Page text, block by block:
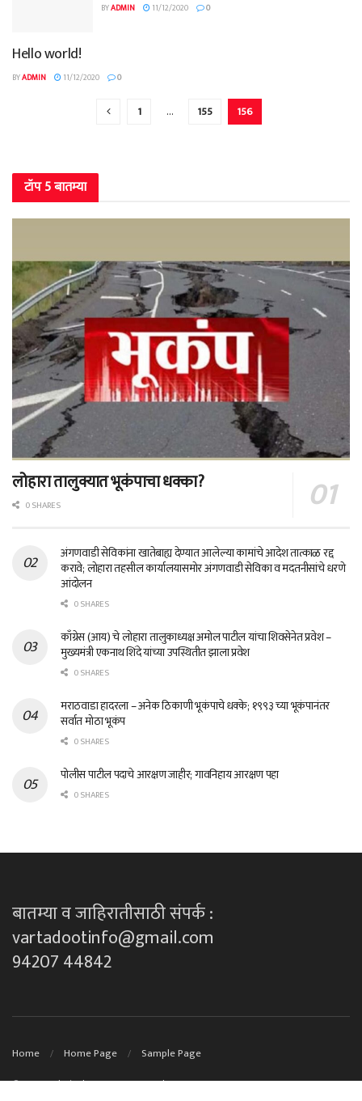
BYADMIN 11/12/2020 0
Hello world!
BYADMIN 11/12/2020 0
1 … 155 156
टॉप 5 बातम्या
लोहारा तालुक्यात भूकंपाचा धक्का?
0 SHARES
अंगणवाडी सेविकांना खातेबाह्य देण्यात आलेल्या कामांचे आदेश तात्काळ रद्द
करावे; लोहारा तहसील कार्यालयासमोर अंगणवाडी सेविका व मदतनीसांचे धरणे
आंदोलन
0 SHARES
काँग्रेस (आय) चे लोहारा तालुकाध्यक्ष अमोल पाटील यांचा शिवसेनेत प्रवेश –
मुख्यमंत्री एकनाथ शिंदे यांच्या उपस्थितीत झाला प्रवेश
0 SHARES
मराठवाडा हादरला – अनेक ठिकाणी भूकंपाचे धक्के; १९९३ च्या भूकंपानंतर
सर्वात मोठा भूकंप
0 SHARES
पोलीस पाटील पदाचे आरक्षण जाहीर; गावनिहाय आरक्षण पहा
0 SHARES
बातम्या व जाहिरातीसाठी संपर्क :
vartadootinfo@gmail.com
94207 44842
Home Home Page Sample Page
© 2023Technical Support By DK techno's